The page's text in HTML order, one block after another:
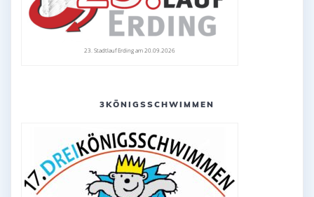
23. Stadtlauf Erding am 20.09.2026
3KÖNIGSSCHWIMMEN